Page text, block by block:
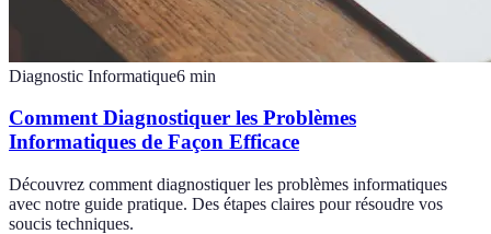
Diagnostic Informatique6 min
Comment Diagnostiquer les Problèmes
Informatiques de Façon Efficace
Découvrez comment diagnostiquer les problèmes informatiques
avec notre guide pratique. Des étapes claires pour résoudre vos
soucis techniques.